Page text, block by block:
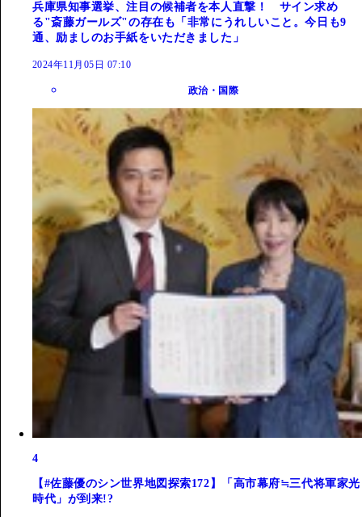
兵庫県知事選挙、注目の候補者を本人直撃！ サイン求め
る"斎藤ガールズ"の存在も「非常にうれしいこと。今日も9
通、励ましのお手紙をいただきました」
2024年11月05日 07:10
政治・国際
4
【#佐藤優のシン世界地図探索172】「高市幕府≒三代将軍家光
時代」が到来!?